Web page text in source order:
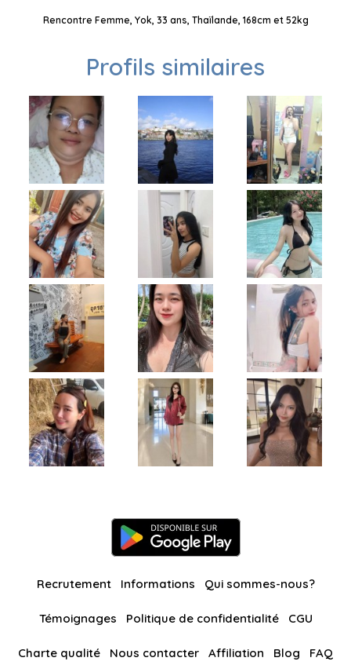
Rencontre Femme, Yok, 33 ans, Thaïlande, 168cm et 52kg
Profils similaires
Recrutement Informations Qui sommes-nous?
Témoignages Politique de confidentialité CGU
Charte qualité Nous contacter Affiliation Blog FAQ